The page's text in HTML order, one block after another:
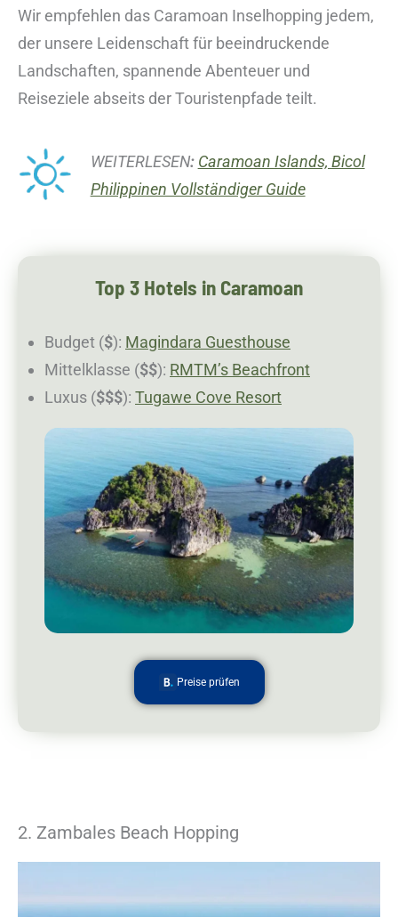
Wir empfehlen das Caramoan Inselhopping jedem,
der unsere Leidenschaft für beeindruckende
Landschaften, spannende Abenteuer und
Reiseziele abseits der Touristenpfade teilt.
WEITERLESEN: Caramoan Islands, Bicol
Philippinen Vollständiger Guide
Top 3 Hotels in Caramoan
Budget ($): Magindara Guesthouse
Mittelklasse ($$): RMTM’s Beachfront
Luxus ($$$): Tugawe Cove Resort
Preise prüfen
2. Zambales Beach Hopping